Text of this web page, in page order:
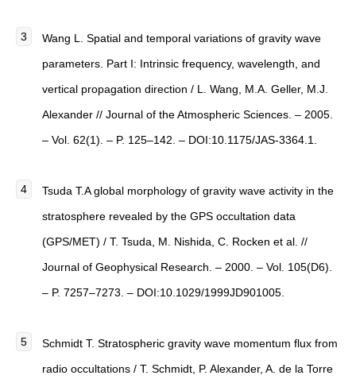
Wang L. Spatial and temporal variations of gravity wave
parameters. Part I: Intrinsic frequency, wavelength, and
vertical propagation direction / L. Wang, M.A. Geller, M.J.
Alexander // Journal of the Atmospheric Sciences. – 2005.
– Vol. 62(1). – P. 125–142. – DOI:10.1175/JAS-3364.1.
Tsuda T.A global morphology of gravity wave activity in the
stratosphere revealed by the GPS occultation data
(GPS/MET) / T. Tsuda, M. Nishida, C. Rocken et al. //
Journal of Geophysical Research. – 2000. – Vol. 105(D6).
– P. 7257–7273. – DOI:10.1029/1999JD901005.
Schmidt T. Stratospheric gravity wave momentum flux from
radio occultations / T. Schmidt, P. Alexander, A. de la Torre